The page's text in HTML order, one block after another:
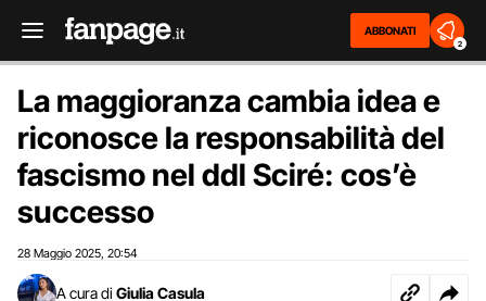
ABBONATI
2
La maggioranza cambia idea e
riconosce la responsabilità del
fascismo nel ddl Sciré: cos’è
successo
28 Maggio 2025 20:54
A cura di Giulia Casula